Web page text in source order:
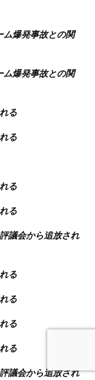
ム爆発事故との関
ム爆発事故との関
る
る
る
る
議会から追放され
る
る
る
る
議会から追放され